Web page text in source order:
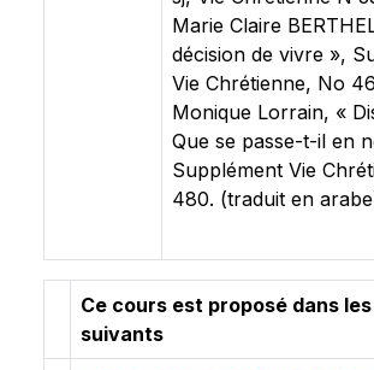
Marie Claire
décision de vivre »,
Vie Chrétienne, No
Monique Lorrain, «
Que se passe-t-il en
Supplément Vie
480. (traduit en
Ce cours est proposé dans
suivants